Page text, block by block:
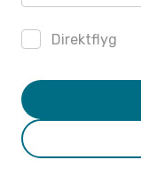
Direktflyg